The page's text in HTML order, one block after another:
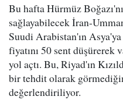
Bu hafta Hürmüz
sağlayabilecek İran-
Suudi Arabistan'ın
fiyatını 50 sent düşürerek
yol açtı. Bu, Riyad'ın
bir tehdit olarak
değerlendiriliyor.